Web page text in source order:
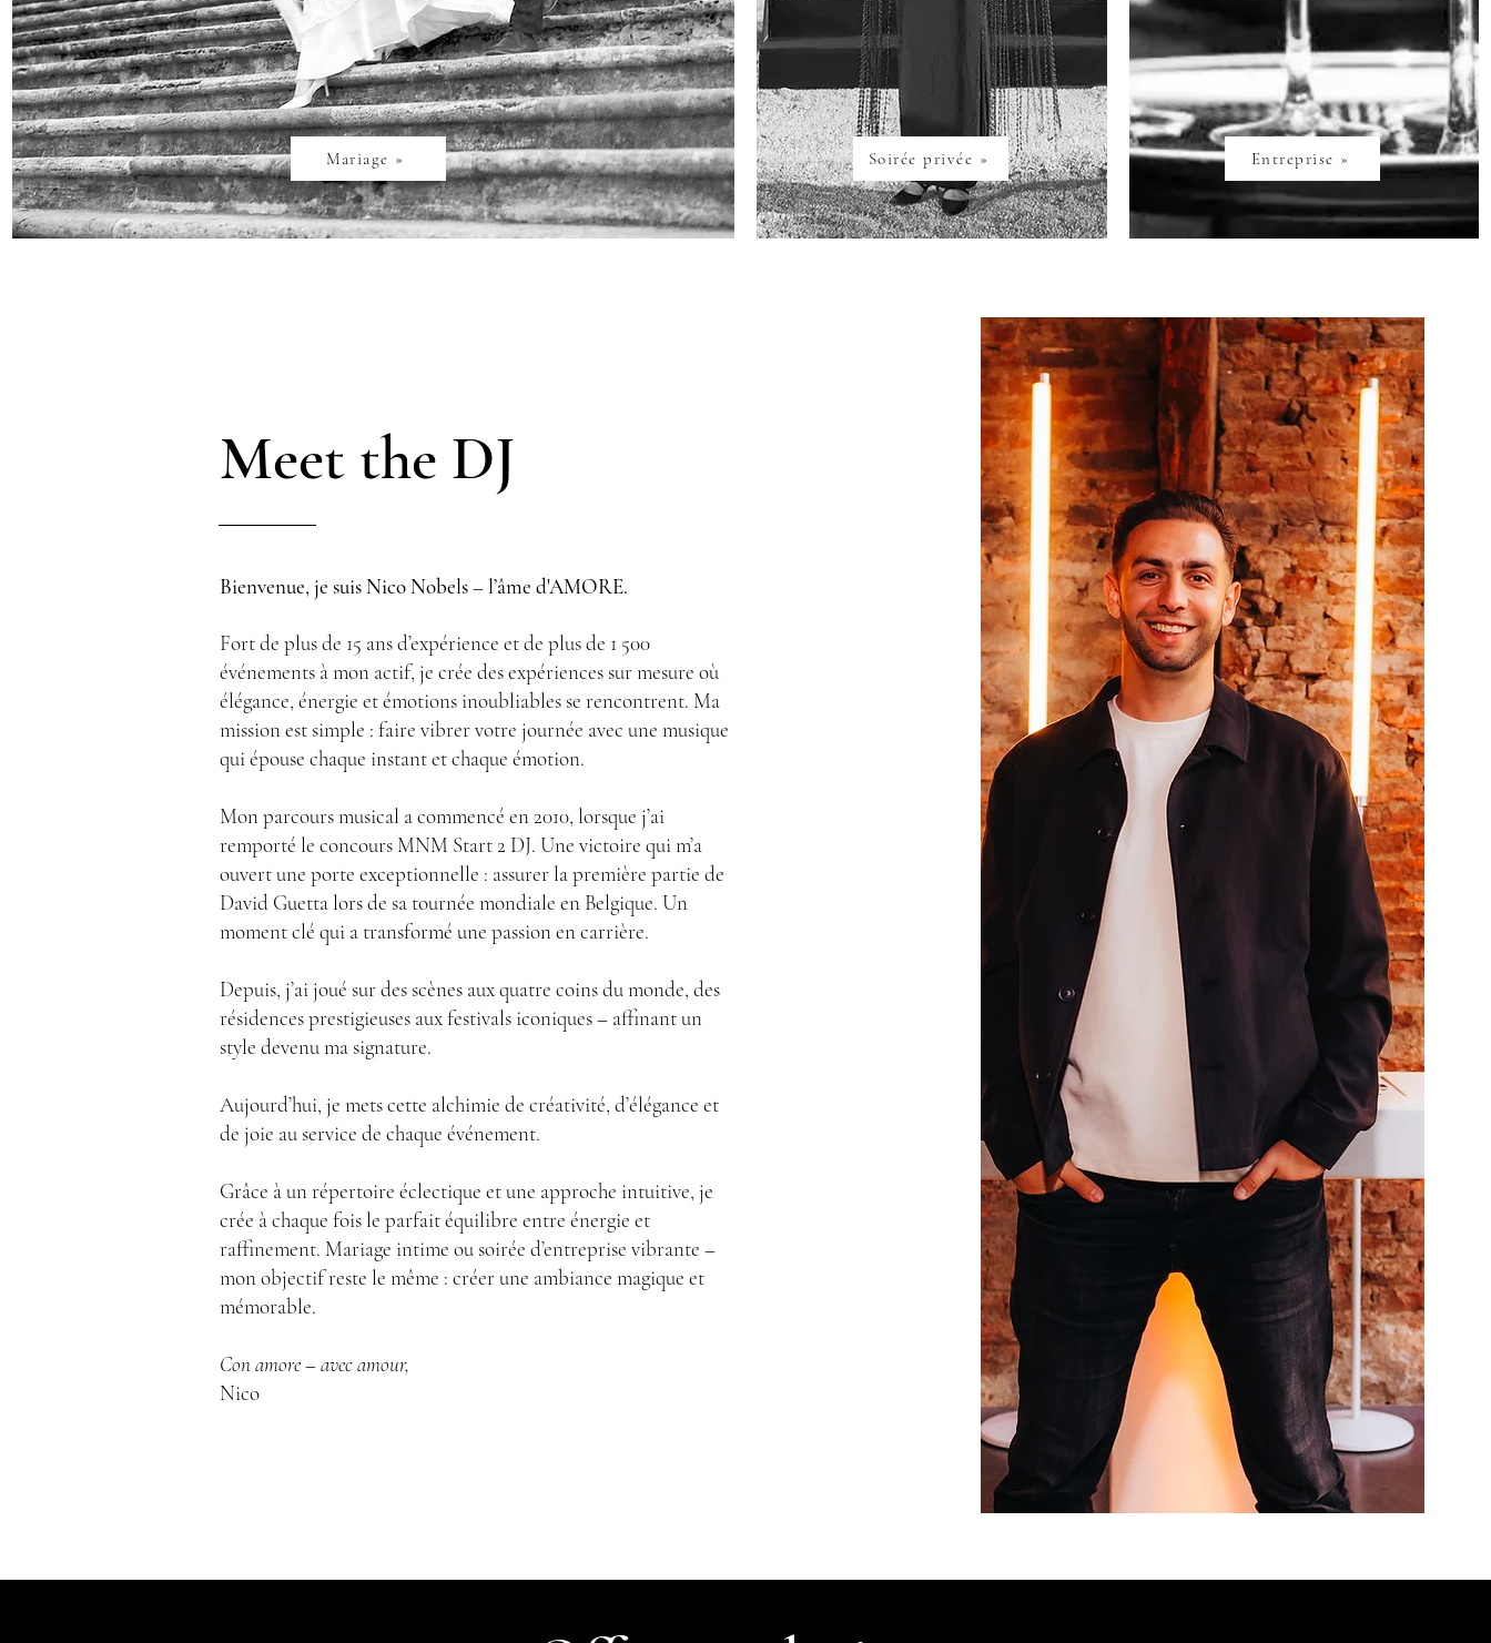
Mariage » Soirée privée » Entreprise »
Meet the DJ
Bienvenue, je suis Nico Nobels – l’âme d'AMORE.
Fort de plus de 15 ans d’expérience et de plus de 1 500
événements à mon actif, je crée des expériences sur mesure où
élégance, énergie et émotions inoubliables se rencontrent. Ma
mission est simple : faire vibrer votre journée avec une musique
qui épouse chaque instant et chaque émotion.
Mon parcours musical a commencé en 2010, lorsque j’ai
remporté le concours MNM Start 2 DJ. Une victoire qui m’a
ouvert une porte exceptionnelle : assurer la première partie de
David Guetta lors de sa tournée mondiale en Belgique. Un
moment clé qui a transformé une passion en carrière.
Depuis, j’ai joué sur des scènes aux quatre coins du monde, des
résidences prestigieuses aux festivals iconiques – affinant un
style devenu ma signature.
Aujourd’hui, je mets cette alchimie de créativité, d’élégance et
de joie au service de chaque événement.
Grâce à un répertoire éclectique et une approche intuitive, je
crée à chaque fois le parfait équilibre entre énergie et
raffinement. Mariage intime ou soirée d’entreprise vibrante –
mon objectif reste le même : créer une ambiance magique et
mémorable.
Con amore – avec amour,
Nico